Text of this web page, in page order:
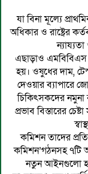
যা বিনা মূল্যে
অধিকার ও রাষ্ট্রের
এছাড়াও এমবিবিএস
হয়। ওষুধের দাম,
দেওয়ার ব্যাপারে
চিকিৎসকদের নমুনা
প্রভাব বিস্তারের
কমিশন তাদের
কমিশন’গঠনসহ ৭টি
নতুন আইনগুলো